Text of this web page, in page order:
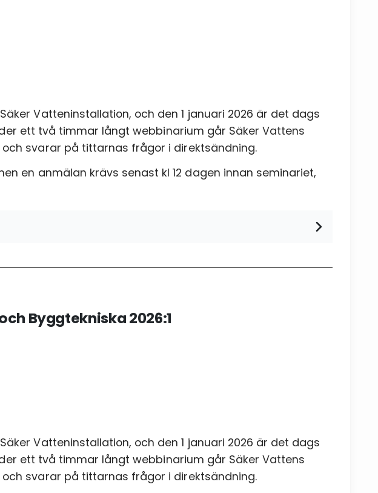
Skicka
Vatteninstallation, och den 1 januari 2026 är det dags
ett två timmar långt webbinarium går Säker Vattens
svarar på tittarnas frågor i direktsändning.
en anmälan krävs senast kl 12 dagen innan seminariet,
Skicka
Byggtekniska 2026:1
Vatteninstallation, och den 1 januari 2026 är det dags
ett två timmar långt webbinarium går Säker Vattens
svarar på tittarnas frågor i direktsändning.